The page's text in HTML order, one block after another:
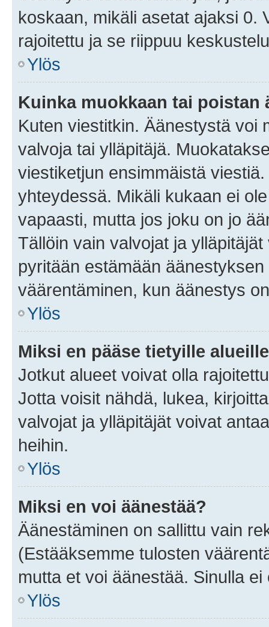
koskaan, mikäli asetat ajaksi 0.
rajoitettu ja se riippuu
Ylös
Kuinka muokkaan tai poistan
Kuten viestitkin. Äänestystä voi
valvoja tai ylläpitäjä.
viestiketjun ensimmäistä
yhteydessä. Mikäli kukaan ei
vapaasti, mutta jos joku on jo
Tällöin vain valvojat ja
pyritään estämään
väärentäminen, kun äänestys
Ylös
Miksi en pääse tietyille
Jotkut alueet voivat olla
Jotta voisit nähdä, lukea,
valvojat ja ylläpitäjät voivat
heihin.
Ylös
Miksi en voi äänestää?
Äänestäminen on sallittu vain
(Estääksemme tulosten
mutta et voi äänestää. Sinulla
Ylös